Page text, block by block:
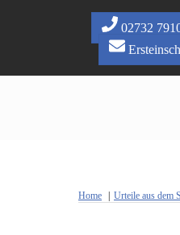
02732
Home Urteile aus dem